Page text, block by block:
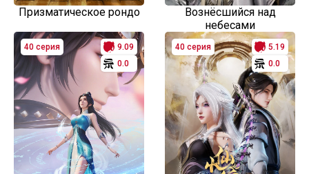
Призматическое рондо
Вознёсшийся над
небесами
40 серия
9.09
0.0
40 серия
5.19
0.0